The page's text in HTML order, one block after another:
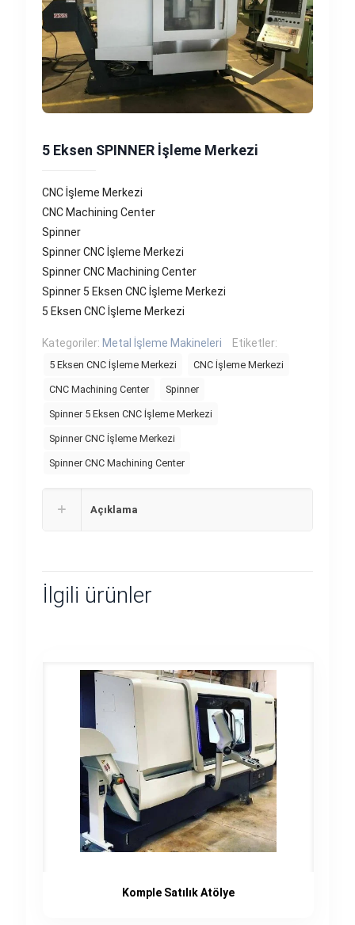
5 Eksen SPINNER İşleme Merkezi
CNC İşleme Merkezi
CNC Machining Center
Spinner
Spinner CNC İşleme Merkezi
Spinner CNC Machining Center
Spinner 5 Eksen CNC İşleme Merkezi
5 Eksen CNC İşleme Merkezi
Kategoriler: Metal İşleme Makineleri Etiketler:
5 Eksen CNC İşleme Merkezi CNC İşleme Merkezi
CNC Machining Center Spinner
Spinner 5 Eksen CNC İşleme Merkezi
Spinner CNC İşleme Merkezi
Spinner CNC Machining Center
Açıklama
İlgili ürünler
Komple Satılık Atölye